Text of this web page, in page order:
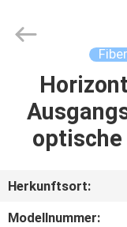
HAUS
PRODUKTE
ÜBER
UNS
Herkunftsort:
Modellnummer: